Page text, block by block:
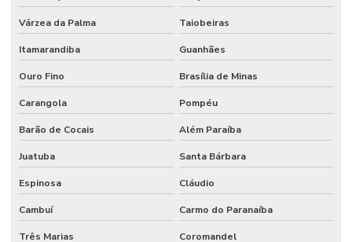
Várzea da Palma Taiobeiras
Itamarandiba Guanhães
Ouro Fino Brasília de Minas
Carangola Pompéu
Barão de Cocais Além Paraíba
Juatuba Santa Bárbara
Espinosa Cláudio
Cambuí Carmo do Paranaíba
Três Marias Coromandel